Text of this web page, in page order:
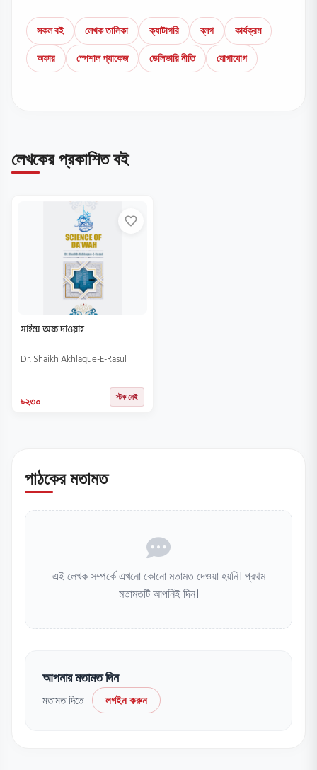
সকল বই লেখক তালিকা ক্যাটাগরি ব্লগ
কার্যক্রম
অফার
স্পেশাল প্যাকেজ ডেলিভারি নীতি যোগাযোগ
লেখকের প্রকাশিত বই
favorite_border
সাইন্স অফ দাওয়াহ
Dr. Shaikh Akhlaque-E-Rasul
৳২৩০ স্টক নেই
পাঠকের মতামত
এই লেখক সম্পর্কে এখনো কোনো মতামত দেওয়া হয়নি। প্রথম
মতামতটি আপনিই দিন।
আপনার মতামত দিন
মতামত দিতে লগইন করুন